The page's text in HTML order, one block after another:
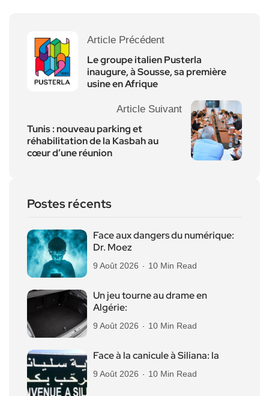
Article Précédent
Le groupe italien Pusterla
inaugure, à Sousse, sa première
usine en Afrique
Article Suivant
Tunis : nouveau parking et
réhabilitation de la Kasbah au
cœur d’une réunion
Postes récents
Face aux dangers du numérique:
Dr. Moez
9 Août 2026 10 Min Read
Un jeu tourne au drame en
Algérie:
9 Août 2026 10 Min Read
Face à la canicule à Siliana: la
9 Août 2026 10 Min Read